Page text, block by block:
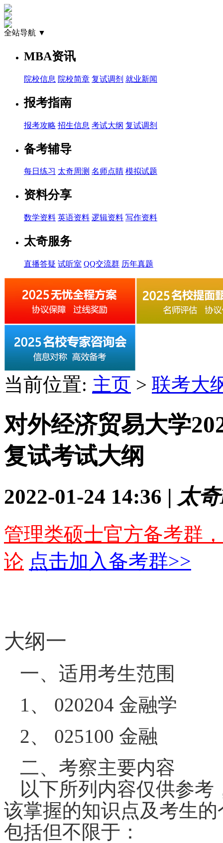
全站导航 ▼
MBA资讯
院校信息 院校简章 复试调剂 就业新闻
报考指南
报考攻略 招生信息 考试大纲 复试调剂
备考辅导
每日练习 太奇周测 名师点睛 模拟试题
资料分享
数学资料 英语资料 逻辑资料 写作资料
太奇服务
直播答疑 试听室 QQ交流群 历年真题
当前位置: 主页 > 联考大
对外经济贸易大学
复试考试大纲
2022-01-24 14:36 | 太
管理类硕士官方备考群
论 点击加入备考群>>
大纲一
一、 适用考生范围
1、 020204 金融学
2、 025100 金融
二、 考察主要内容
以下所列内容仅供参考
该掌握的知识点及考生
包括但不限于：